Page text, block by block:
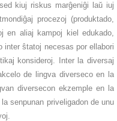
kiuj riskus marĝeniĝi laŭ iuj
procezoj (produktado,
en aliaj kampoj kiel edukado,
inter ŝtatoj necesas por ellabori
konsideroj. Inter la diversaj
de lingva diverseco en la
diversecon ekzemple en la
senpunan priveligadon de unu